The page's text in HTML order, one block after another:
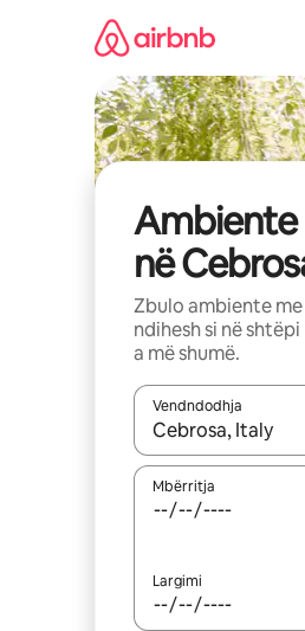
Ambiente
në
Zbulo ambiente
ndihesh si në
a më shumë.
Vendndodhja
Kur rezultatet të
Mbërritja
Largimi